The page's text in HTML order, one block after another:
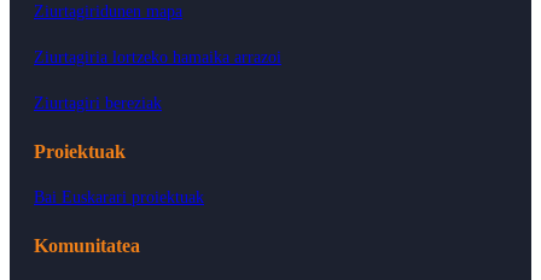
Ziurtagiridunen mapa
Ziurtagiria lortzeko hamaika arrazoi
Ziurtagiri bereziak
Proiektuak
Bai Euskarari proiektuak
Komunitatea